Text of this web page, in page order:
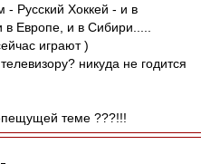
- Русский Хоккей - и в
в Европе, и в Сибири.....
играют )
никуда не годится
теме ???!!!